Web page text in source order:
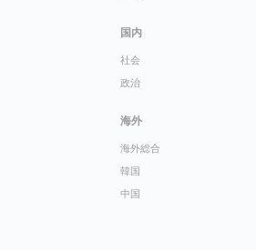
国内
社会
政治
海外
海外総合
韓国
中国